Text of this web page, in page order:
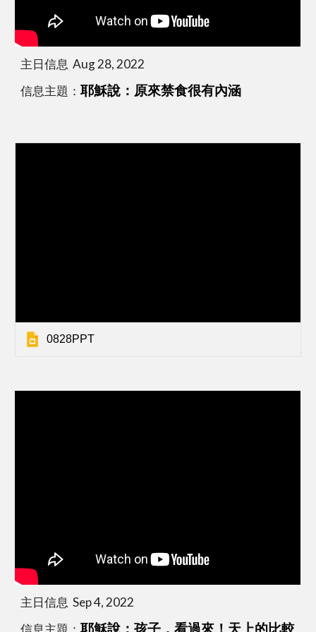
主日信息  Aug 28, 2022
信息主題：耶穌說：原來禁食很有內涵
0828PPT
主日信息  Sep 4, 2022
信息主題：耶穌說：孩子，看過來！天上的比較